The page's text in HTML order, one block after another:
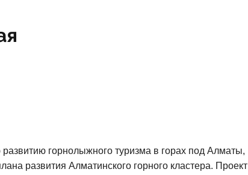
горнолыжного туризма в горах под Алматы,
развития Алматинского горного кластера. Проект